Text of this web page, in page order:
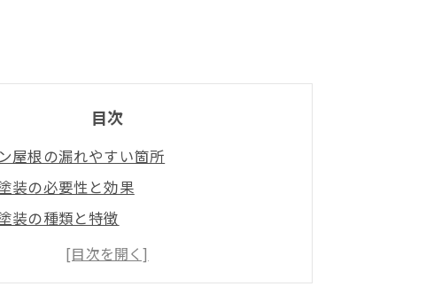
目次
屋根の漏れやすい箇所
装の必要性と効果
装の種類と特徴
塗装の注意点と失敗例
装のプロに相談するときのポイント